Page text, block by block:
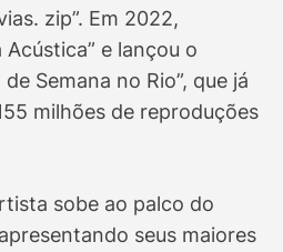
zip”. Em 2022,
e lançou o
Semana no Rio”, que já
milhões de reproduções
sobe ao palco do
seus maiores